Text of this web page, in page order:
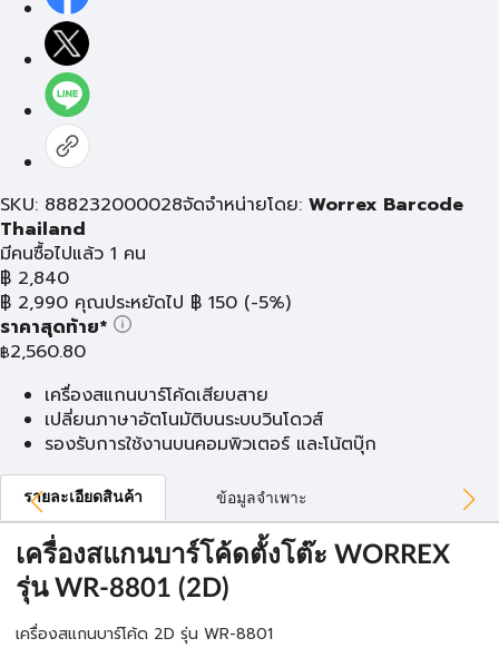
SKU: 888232000028จัดจำหน่ายโดย: Worrex Barcode
Thailand
มีคนซื้อไปแล้ว 1 คน
฿ 2,840
฿ 2,990 คุณประหยัดไป ฿ 150 (-5%)
ราคาสุดท้าย*
฿2,560.80
เครื่องสแกนบาร์โค้ดเสียบสาย
เปลี่ยนภาษาอัตโนมัติบนระบบวินโดวส์
รองรับการใช้งานบนคอมพิวเตอร์ และโน้ตบุ๊ก
รายละเอียดสินค้า ข้อมูลจำเพาะ
เครื่องสแกนบาร์โค้ดตั้งโต๊ะ WORREX
รุ่น WR-8801 (2D)
เครื่องสแกนบาร์โค้ด 2D รุ่น WR-8801